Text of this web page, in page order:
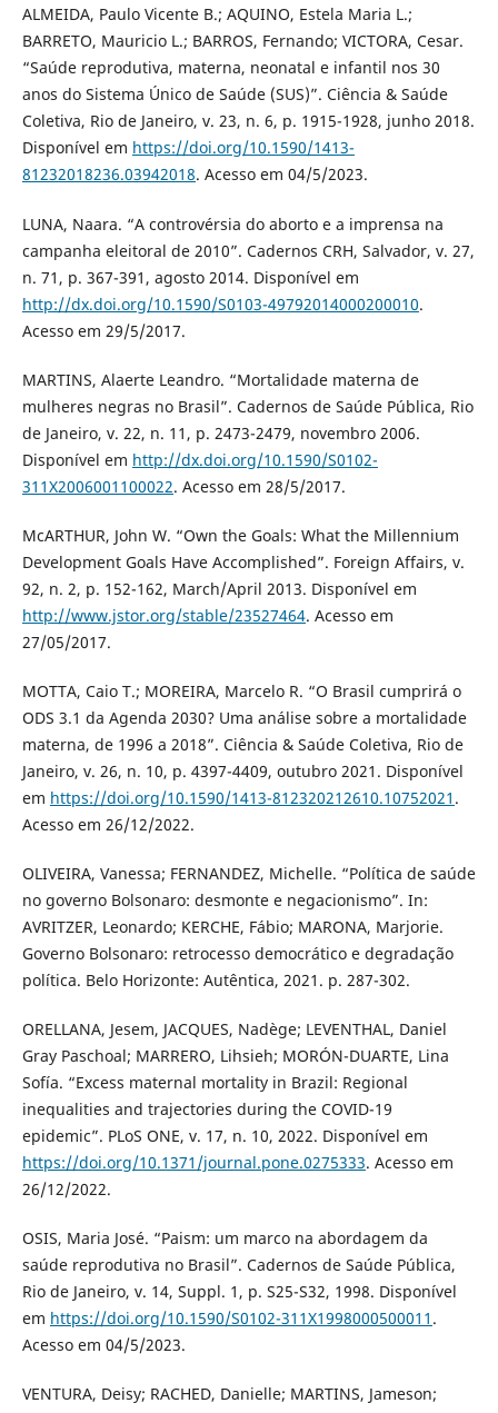
ALMEIDA, Paulo Vicente B.; AQUINO, Estela Maria L.;
BARRETO, Mauricio L.; BARROS, Fernando; VICTORA, Cesar.
“Saúde reprodutiva, materna, neonatal e infantil nos 30
anos do Sistema Único de Saúde (SUS)”. Ciência & Saúde
Coletiva, Rio de Janeiro, v. 23, n. 6, p. 1915-1928, junho 2018.
Disponível em https://doi.org/10.1590/1413-
81232018236.03942018. Acesso em 04/5/2023.
LUNA, Naara. “A controvérsia do aborto e a imprensa na
campanha eleitoral de 2010”. Cadernos CRH, Salvador, v. 27,
n. 71, p. 367-391, agosto 2014. Disponível em
http://dx.doi.org/10.1590/S0103-49792014000200010.
Acesso em 29/5/2017.
MARTINS, Alaerte Leandro. “Mortalidade materna de
mulheres negras no Brasil”. Cadernos de Saúde Pública, Rio
de Janeiro, v. 22, n. 11, p. 2473-2479, novembro 2006.
Disponível em http://dx.doi.org/10.1590/S0102-
311X2006001100022. Acesso em 28/5/2017.
McARTHUR, John W. “Own the Goals: What the Millennium
Development Goals Have Accomplished”. Foreign Affairs, v.
92, n. 2, p. 152-162, March/April 2013. Disponível em
http://www.jstor.org/stable/23527464. Acesso em
27/05/2017.
MOTTA, Caio T.; MOREIRA, Marcelo R. “O Brasil cumprirá o
ODS 3.1 da Agenda 2030? Uma análise sobre a mortalidade
materna, de 1996 a 2018”. Ciência & Saúde Coletiva, Rio de
Janeiro, v. 26, n. 10, p. 4397-4409, outubro 2021. Disponível
em https://doi.org/10.1590/1413-812320212610.10752021 .
Acesso em 26/12/2022.
OLIVEIRA, Vanessa; FERNANDEZ, Michelle. “Política de saúde
no governo Bolsonaro: desmonte e negacionismo”. In:
AVRITZER, Leonardo; KERCHE, Fábio; MARONA, Marjorie.
Governo Bolsonaro: retrocesso democrático e degradação
política. Belo Horizonte: Autêntica, 2021. p. 287-302.
ORELLANA, Jesem, JACQUES, Nadège; LEVENTHAL, Daniel
Gray Paschoal; MARRERO, Lihsieh; MORÓN-DUARTE, Lina
Sofía. “Excess maternal mortality in Brazil: Regional
inequalities and trajectories during the COVID-19
epidemic”. PLoS ONE, v. 17, n. 10, 2022. Disponível em
https://doi.org/10.1371/journal.pone.0275333. Acesso em
26/12/2022.
OSIS, Maria José. “Paism: um marco na abordagem da
saúde reprodutiva no Brasil”. Cadernos de Saúde Pública,
Rio de Janeiro, v. 14, Suppl. 1, p. S25-S32, 1998. Disponível
em https://doi.org/10.1590/S0102-311X1998000500011 .
Acesso em 04/5/2023.
VENTURA, Deisy; RACHED, Danielle; MARTINS, Jameson;